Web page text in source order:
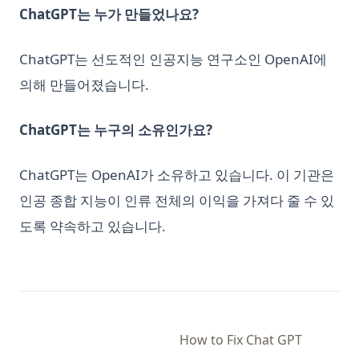
ChatGPT는 누가 만들었나요?
ChatGPT는 선도적인 인공지능 연구소인 OpenAI에
의해 만들어졌습니다.
ChatGPT는 누구의 소유인가요?
ChatGPT는 OpenAI가 소유하고 있습니다. 이 기관은
인공 종합 지능이 인류 전체의 이익을 가져다 줄 수 있
도록 약속하고 있습니다.
How to Fix Chat GPT